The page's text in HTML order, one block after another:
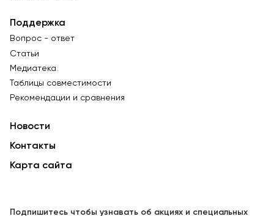
Поддержка
Вопрос - ответ
Статьи
Медиатека
Таблицы совместимости
Рекомендации и сравнения
Новости
Контакты
Карта сайта
Подпишитесь чтобы узнавать об акциях и специальных